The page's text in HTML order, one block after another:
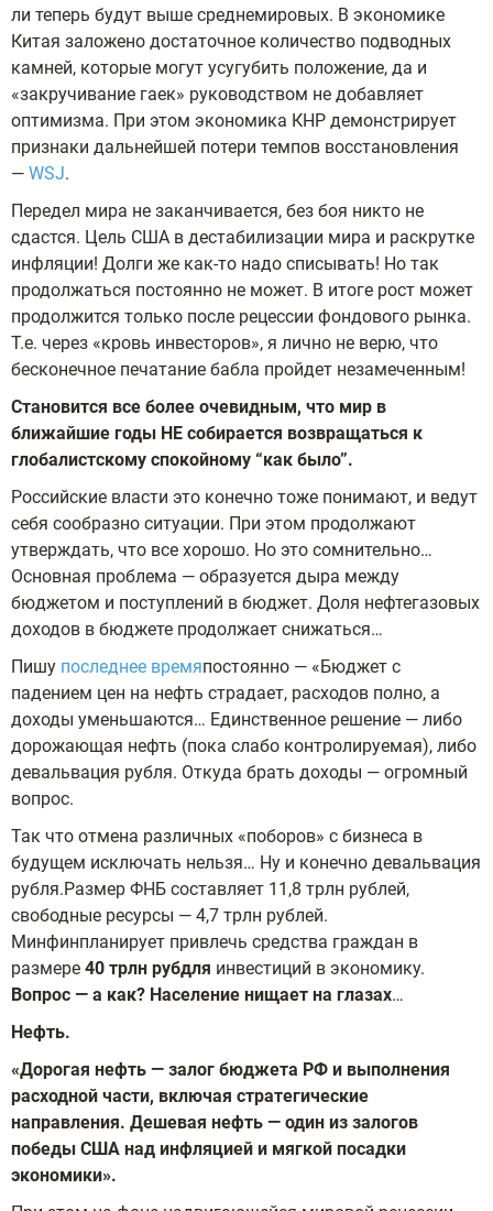
ли теперь будут выше среднемировых. В экономике
Китая заложено достаточное количество подводных
камней, которые могут усугубить положение, да и
«закручивание гаек» руководством не добавляет
оптимизма. При этом экономика КНР демонстрирует
признаки дальнейшей потери темпов восстановления
— WSJ.
Передел мира не заканчивается, без боя никто не
сдастся. Цель США в дестабилизации мира и раскрутке
инфляции! Долги же как-то надо списывать! Но так
продолжаться постоянно не может. В итоге рост может
продолжится только после рецессии фондового рынка.
Т.е. через «кровь инвесторов», я лично не верю, что
бесконечное печатание бабла пройдет незамеченным!
Становится все более очевидным, что мир в
ближайшие годы НЕ собирается возвращаться к
глобалистскому спокойному “как было”.
Российские власти это конечно тоже понимают, и ведут
себя сообразно ситуации. При этом продолжают
утверждать, что все хорошо. Но это сомнительно…
Основная проблема — образуется дыра между
бюджетом и поступлений в бюджет. Доля нефтегазовых
доходов в бюджете продолжает снижаться…
Пишу последнее времяпостоянно — «Бюджет с
падением цен на нефть страдает, расходов полно, а
доходы уменьшаются… Единственное решение — либо
дорожающая нефть (пока слабо контролируемая), либо
девальвация рубля. Откуда брать доходы — огромный
вопрос.
Так что отмена различных «поборов» с бизнеса в
будущем исключать нельзя… Ну и конечно девальвация
рубля.Размер ФНБ составляет 11,8 трлн рублей,
свободные ресурсы — 4,7 трлн рублей.
Минфинпланирует привлечь средства граждан в
размере 40 трлн рубдля инвестиций в экономику.
Вопрос — а как? Население нищает на глазах…
Нефть.
«Дорогая нефть — залог бюджета РФ и выполнения
расходной части, включая стратегические
направления. Дешевая нефть — один из залогов
победы США над инфляцией и мягкой посадки
экономики».